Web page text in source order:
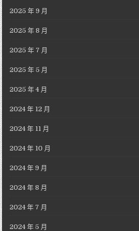
2025 年 9 月
2025 年 8 月
2025 年 7 月
2025 年 5 月
2025 年 4 月
2024 年 12 月
2024 年 11 月
2024 年 10 月
2024 年 9 月
2024 年 8 月
2024 年 7 月
2024 年 5 月